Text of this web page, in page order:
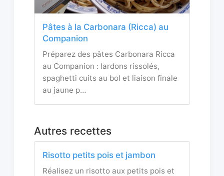
Pâtes à la Carbonara (Ricca) au
Companion
Préparez des pâtes Carbonara Ricca
au Companion : lardons rissolés,
spaghetti cuits au bol et liaison finale
au jaune p…
Autres recettes
Risotto petits pois et jambon
Réalisez un risotto aux petits pois et